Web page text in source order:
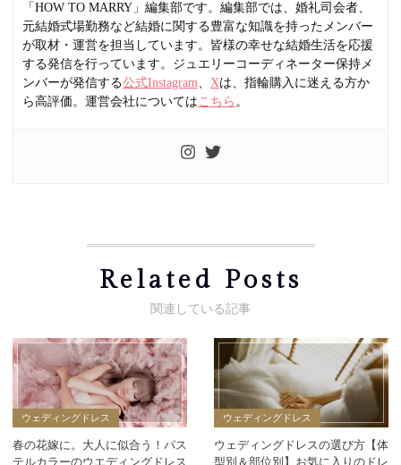
「HOW TO MARRY」編集部です。編集部では、婚礼司会者、
元結婚式場勤務など結婚に関する豊富な知識を持ったメンバー
が取材・運営を担当しています。皆様の幸せな結婚生活を応援
する発信を行っています。ジュエリーコーディネーター保持メ
ンバーが発信する公式Instagram、 Xは、指輪購入に迷える方か
ら高評価。運営会社については こちら 。
Related Posts
ウェディングドレス
春の花嫁に。大人に似合う！パス
テルカラーのウエディングドレス
ウェディングドレス
ウェディングドレスの選び方【体
型別＆部位別】お気に入りのドレ